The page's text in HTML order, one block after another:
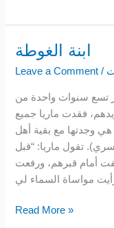
ابنة الغوطة
Leave a Comment /
تسع سنوات واحدة من
فقدت ماريا جميع
هي وجدتها مع بقية أهل
تقول ماريا: “قبل
أمام قبرهم، ورفعت
مواساة السماء لي
ابنة
الغوطة
Read More »